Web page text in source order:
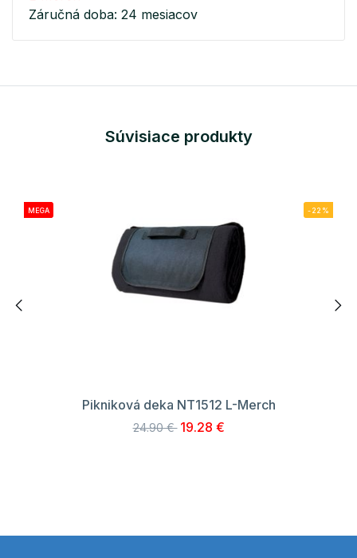
Záručná doba: 24 mesiacov
Súvisiace produkty
MEGA -22%
Pikniková deka NT1512 L-Merch
24.90 € 19.28 €